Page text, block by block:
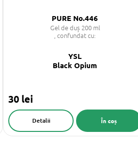
PURE No.446
Gel de duș 200 ml
, confundat cu:
YSL
Black Opium
30 lei
În coș
Detalii